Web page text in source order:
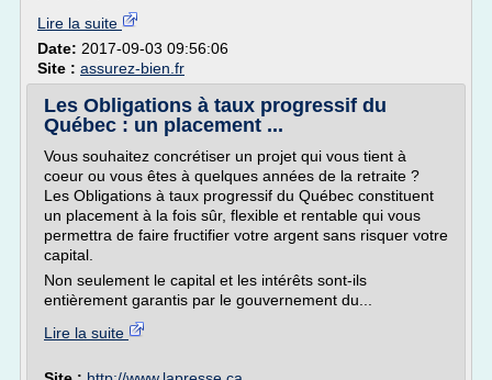
Lire la suite
Date: 2017-09-03 09:56:06
Site : assurez-bien.fr
Les Obligations à taux progressif du
Québec : un placement ...
Vous souhaitez concrétiser un projet qui vous tient à
coeur ou vous êtes à quelques années de la retraite ?
Les Obligations à taux progressif du Québec constituent
un placement à la fois sûr, flexible et rentable qui vous
permettra de faire fructifier votre argent sans risquer votre
capital.
Non seulement le capital et les intérêts sont-ils
entièrement garantis par le gouvernement du...
Lire la suite